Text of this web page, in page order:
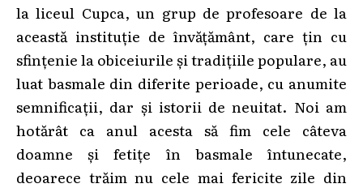
la liceul Cupca, un grup de profesoare de la
această instituție de învățământ, care țin cu
sfințenie la obiceiurile și tradițiile populare, au
luat basmale din diferite perioade, cu anumite
semnificații, dar și istorii de neuitat. Noi am
hotărât ca anul acesta să fim cele câteva
doamne și fetițe în basmale întunecate,
deoarece trăim nu cele mai fericite zile din